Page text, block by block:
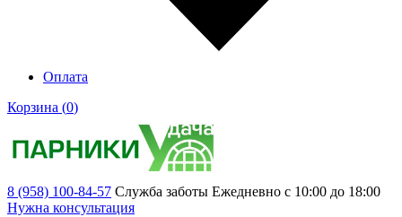
Оплата
Корзина (0)
8 (958) 100-84-57 Служба заботы Ежедневно с 10:00 до 18:00
Нужна консультация